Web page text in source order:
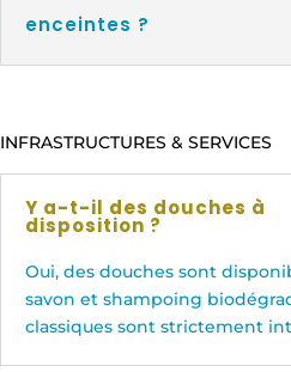
enceintes ?
INFRASTRUCTURES & SERVICES
Y a-t-il des douches à
disposition ?
Oui, des douches sont
savon et shampoing
classiques sont strictement